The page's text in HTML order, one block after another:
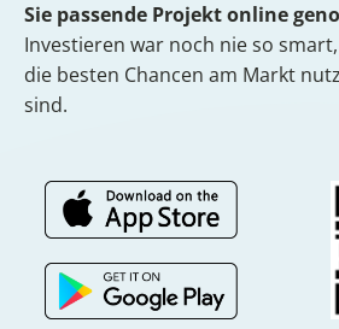
Sie passende Projekt online
Investieren war noch nie so
die besten Chancen am Markt
sind.